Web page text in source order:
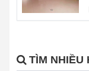
TÌM NHIỀU